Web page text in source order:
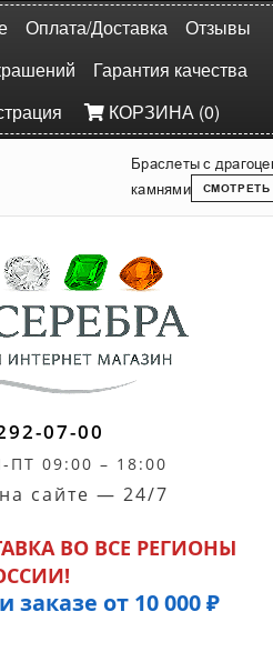
Оплата/Доставка
Отзывы
Гарантия качества
КОРЗИНА (0)
Браслеты с
камнями
СМОТРЕТЬ
07-00
09:00 – 18:00
сайте — 24/7
ВО ВСЕ РЕГИОНЫ
заказе от 10 000 ₽